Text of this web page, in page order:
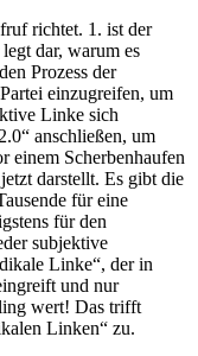
richtet. 1. ist der
dar, warum es
Prozess der
einzugreifen, um
Linke sich
anschließen, um
einem Scherbenhaufen
darstellt. Es gibt die
für eine
für den
subjektive
Linke“, der in
und nur
wert! Das trifft
Linken“ zu.